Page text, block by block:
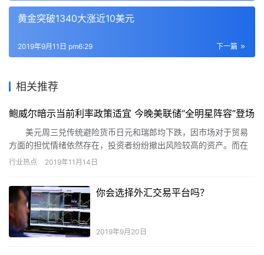
黄金突破1340大涨近10美元
下一篇
2019年9月11日 pm6:29
相关推荐
鲍威尔暗示当前利率政策适宜 今晚美联储“全明星阵容”登场
美元周三兑传统避险货币日元和瑞郎均下跌，因市场对于贸易
方面的担忧情绪依然存在，投资者纷纷撤出风险较高的资产。而在
备受瞩目的美联储主席鲍威尔国会证词方面，鲍威尔表示已没有太
基本延续了10月货币政策会议时的基调。
行业热点 2019年11月14日
你会选择外汇交易平台吗？
2019年9月20日